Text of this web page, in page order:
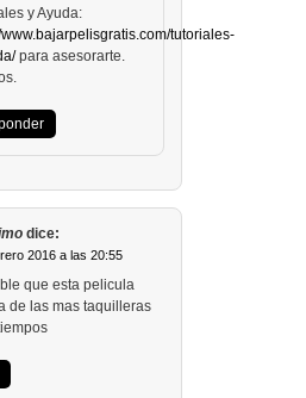
y Ayuda:
www.bajarpelisgratis.com/tutoriales-
para asesorarte.
dice:
2016 a las 20:55
que esta pelicula
de las mas taquilleras